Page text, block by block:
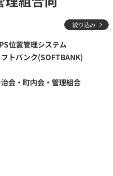
絞り込み
位置管理システム
トバンク(SOFTBANK)
治会・町内会・管理組合